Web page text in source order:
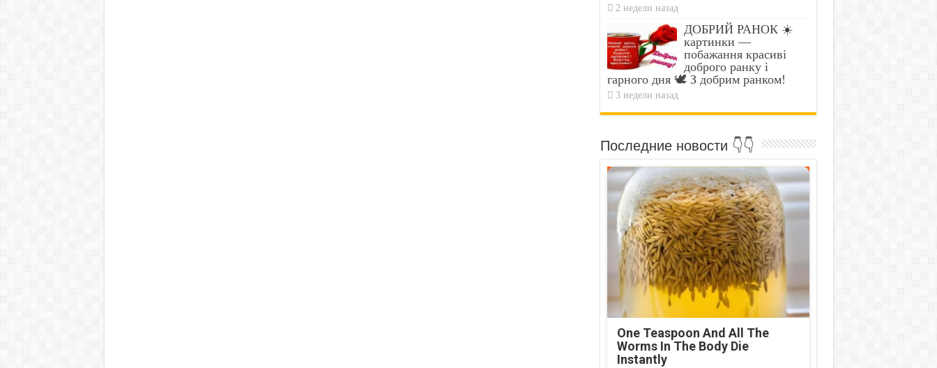
2 недели назад
ДОБРИЙ РАНОК ☀️
картинки —
побажання красиві
доброго ранку і
гарного дня 🕊️ З добрим ранком!
3 недели назад
Последние новости 👇👇
One Teaspoon And All The
Worms In The Body Die
Instantly